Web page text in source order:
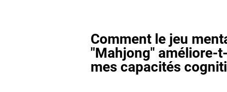
Comment le jeu
"Mahjong" améliore-
mes capacités